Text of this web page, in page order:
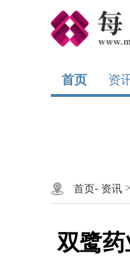
首页 资
首页- 资讯
双鹭